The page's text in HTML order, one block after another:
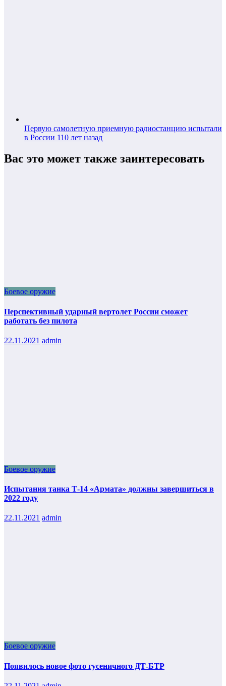
Первую самолетную приемную радиостанцию испытали
в России 110 лет назад
Вас это может также заинтересовать
Боевое оружие
Перспективный ударный вертолет России сможет
работать без пилота
22.11.2021 admin
Боевое оружие
Испытания танка Т-14 «Армата» должны завершиться в
2022 году
22.11.2021 admin
Боевое оружие
Появилось новое фото гусеничного ДТ-БТР